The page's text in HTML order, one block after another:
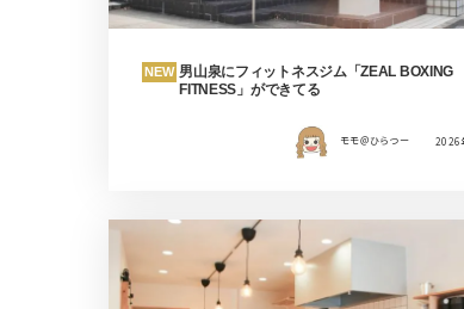
NEW 男山泉にフィットネスジム「ZEAL BOXING
FITNESS」ができてる
モモ＠ひらつー 2026